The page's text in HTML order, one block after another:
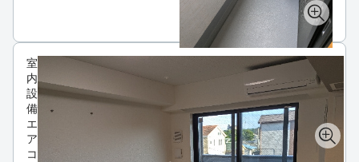
室
内
設
備
エ
ア
コ